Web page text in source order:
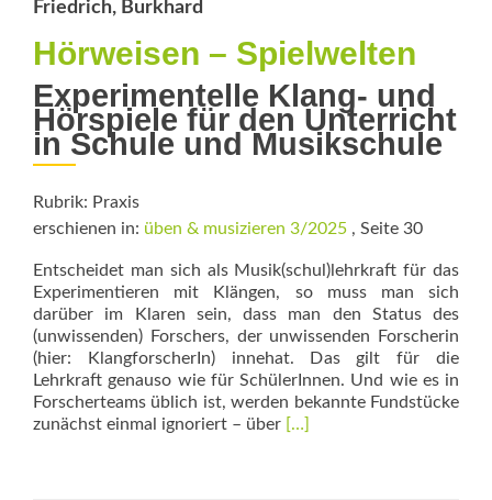
Friedrich, Burkhard
Hörweisen – Spielwelten
Experimentelle Klang- und
Hörspiele für den Unterricht
in Schule und Musikschule
Rubrik: Praxis
erschienen in: üben & musizieren 3/2025 , Seite 30
Entscheidet man sich als Musik(schul)lehrkraft für das
Experimentieren mit Klängen, so muss man sich
darüber im Klaren sein, dass man den Status des
(unwissenden) Forschers, der unwissenden Forscherin
(hier: KlangforscherIn) innehat. Das gilt für die
Lehrkraft genauso wie für SchülerInnen. Und wie es in
Forscherteams üblich ist, werden bekannte Fundstücke
zunächst einmal ignoriert – über Read
[…]